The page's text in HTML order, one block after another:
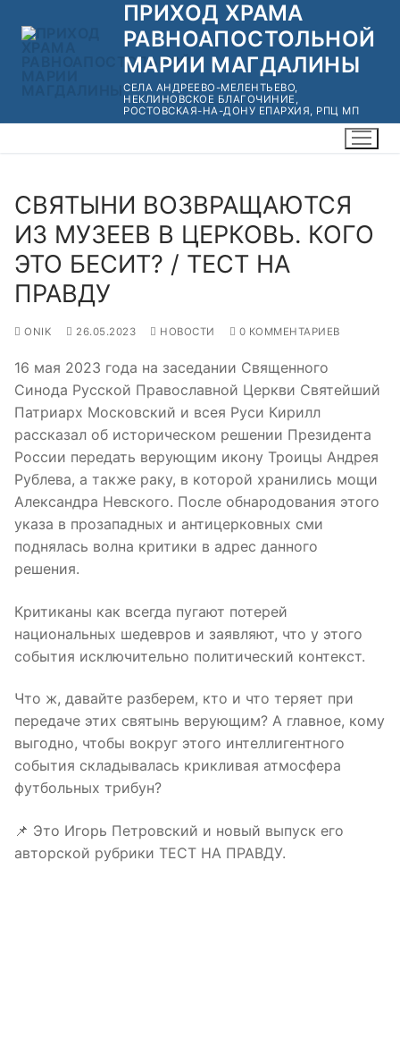
ПРИХОД ХРАМА
РАВНОАПОСТОЛЬНОЙ
МАРИИ МАГДАЛИНЫ
СЕЛА АНДРЕЕВО-МЕЛЕНТЬЕВО,
НЕКЛИНОВСКОЕ БЛАГОЧИНИЕ,
РОСТОВСКАЯ-НА-ДОНУ ЕПАРХИЯ, РПЦ МП
СВЯТЫНИ ВОЗВРАЩАЮТСЯ
ИЗ МУЗЕЕВ В ЦЕРКОВЬ. КОГО
ЭТО БЕСИТ? / ТЕСТ НА
ПРАВДУ
ONIK 26.05.2023 НОВОСТИ 0 КОММЕНТАРИЕВ
16 мая 2023 года на заседании Священного
Синода Русской Православной Церкви Святейший
Патриарх Московский и всея Руси Кирилл
рассказал об историческом решении Президента
России передать верующим икону Троицы Андрея
Рублева, а также раку, в которой хранились мощи
Александра Невского. После обнародования этого
указа в прозападных и антицерковных сми
поднялась волна критики в адрес данного
решения.
Критиканы как всегда пугают потерей
национальных шедевров и заявляют, что у этого
события исключительно политический контекст.
Что ж, давайте разберем, кто и что теряет при
передаче этих святынь верующим? А главное, кому
выгодно, чтобы вокруг этого интеллигентного
события складывалась крикливая атмосфера
футбольных трибун?
📌 Это Игорь Петровский и новый выпуск его
авторской рубрики ТЕСТ НА ПРАВДУ.